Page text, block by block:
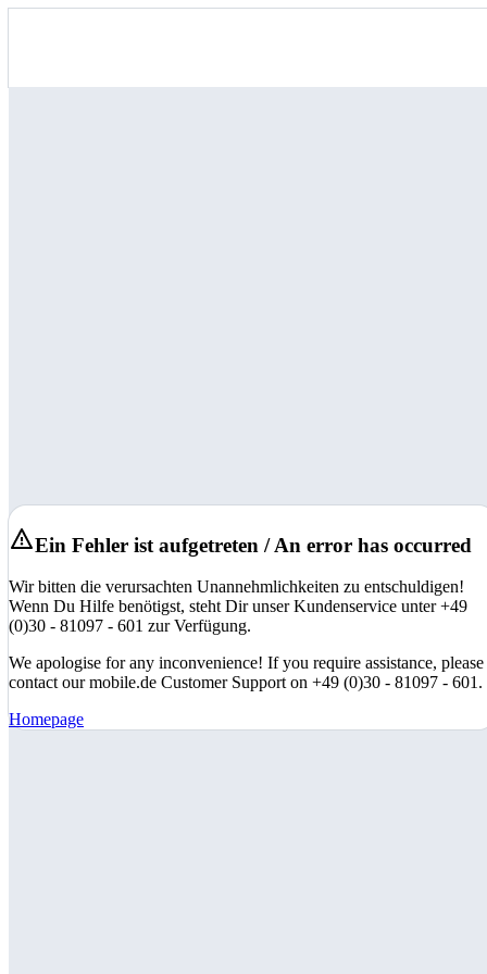
Ein Fehler ist aufgetreten / An error has occurred
Wir bitten die verursachten Unannehmlichkeiten zu entschuldigen!
Wenn Du Hilfe benötigst, steht Dir unser Kundenservice unter +49
(0)30 - 81097 - 601 zur Verfügung.
We apologise for any inconvenience! If you require assistance, please
contact our mobile.de Customer Support on +49 (0)30 - 81097 - 601.
Homepage